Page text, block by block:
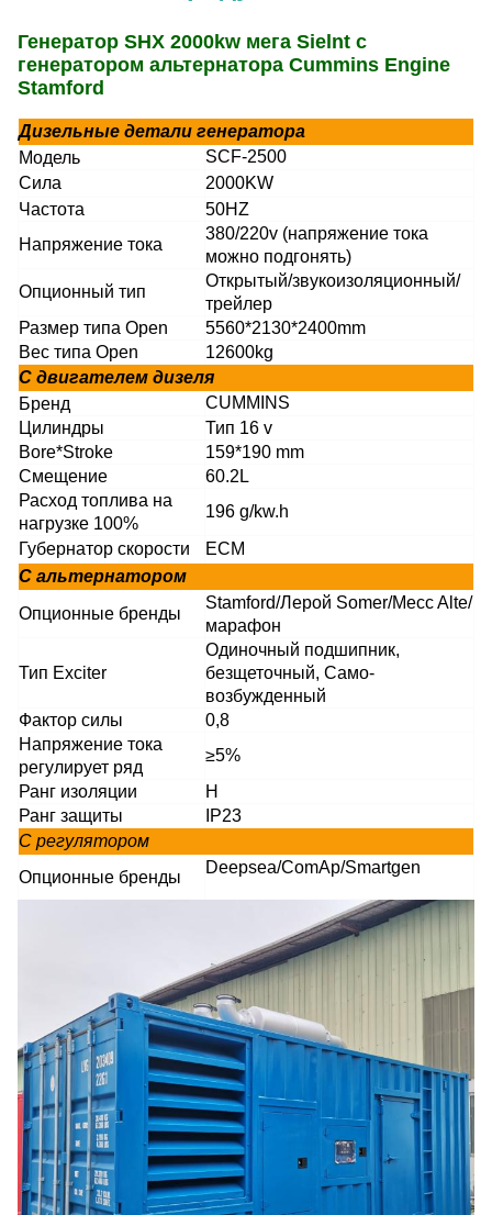
Генератор SHX 2000kw мега Sielnt с
генератором альтернатора Cummins Engine
Stamford
Дизельные детали генератора
Модель
SCF-2500
Сила
2000KW
Частота
50HZ
Напряжение тока
380/220v (напряжение тока
можно подгонять)
Опционный тип
Открытый/звукоизоляционный/
трейлер
Размер типа Open
5560*2130*2400mm
Вес типа Open
12600kg
С двигателем дизеля
Бренд
CUMMINS
Цилиндры
Тип 16 v
Bore*Stroke
159*190 mm
Смещение
60.2L
Расход топлива на
нагрузке 100%
196 g/kw.h
Губернатор скорости
ECM
С альтернатором
Опционные бренды
Stamford/Лерой Somer/Mecc Alte/
марафон
Тип Exciter
Одиночный подшипник,
безщеточный, Само-
возбужденный
Фактор силы
0,8
Напряжение тока
регулирует ряд
≥5%
Ранг изоляции
H
Ранг защиты
IP23
С регулятором
Опционные бренды
Deepsea/ComAp/Smartgen